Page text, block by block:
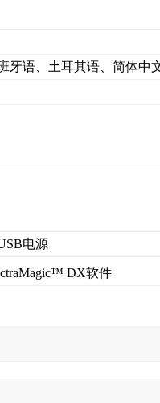
牙语、土耳其语、简体中
电源
DX软件